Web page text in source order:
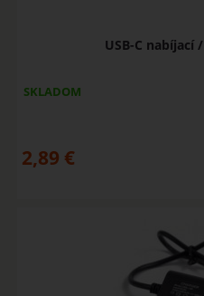
USB-C nabíjací
SKLADOM
2,89 €